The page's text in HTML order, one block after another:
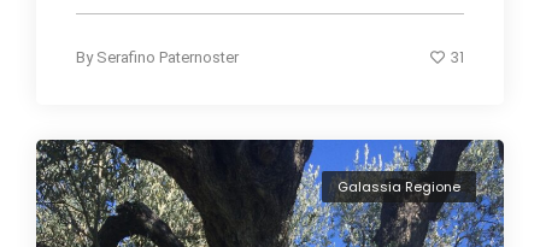
By Serafino Paternoster 31
Galassia Regione